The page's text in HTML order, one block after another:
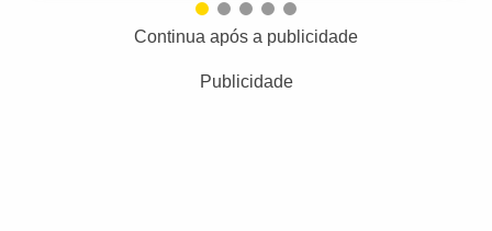
Continua após a publicidade
Publicidade